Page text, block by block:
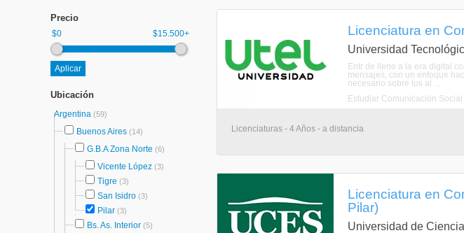
Precio
$0 $15.500+
Ubicación
Argentina (59)
Buenos Aires (14)
G.B.A Zona Norte (6)
Vicente López (3)
Tigre (3)
San Isidro (3)
Pilar (3)
Bs. As. Interior (5)
Licenciatura en
Universidad
Entr de lleno a la era digital
mensajes, con un enfoque
necesario sobre los al ...
Estudiar Comunicación
Licenciaturas - 4 Años - a distancia
Licenciatura en
Pilar)
Universidad de